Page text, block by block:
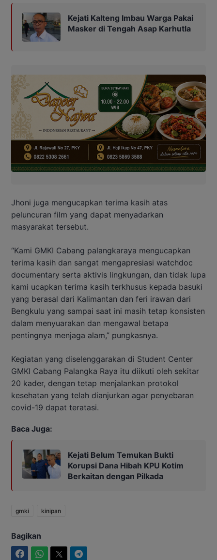
Kejati Kalteng Imbau Warga Pakai
Masker di Tengah Asap Karhutla
Jhoni juga mengucapkan terima kasih atas
peluncuran film yang dapat menyadarkan
masyarakat tersebut.
“Kami GMKI Cabang palangkaraya mengucapkan
terima kasih dan sangat mengapresiasi watchdoc
documentary serta aktivis lingkungan, dan tidak lupa
kami ucapkan terima kasih terkhusus kepada basuki
yang berasal dari Kalimantan dan feri irawan dari
Bengkulu yang sampai saat ini masih tetap konsisten
dalam menyuarakan dan mengawal betapa
pentingnya menjaga alam,” pungkasnya.
Kegiatan yang diselenggarakan di Student Center
GMKI Cabang Palangka Raya itu diikuti oleh sekitar
20 kader, dengan tetap menjalankan protokol
kesehatan yang telah dianjurkan agar penyebaran
covid-19 dapat teratasi.
Baca Juga:
Kejati Belum Temukan Bukti
Korupsi Dana Hibah KPU Kotim
Berkaitan dengan Pilkada
gmki kinipan
Bagikan